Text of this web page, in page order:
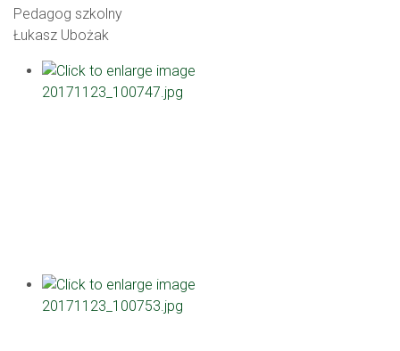
Pedagog szkolny
Łukasz Ubożak